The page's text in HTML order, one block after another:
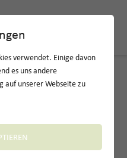
jeden Anlass
verwendet. Einige davon
es uns andere
unserer Webseite zu